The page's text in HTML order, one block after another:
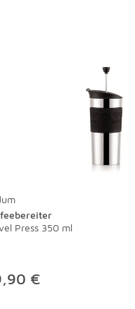
Press 350 ml
€